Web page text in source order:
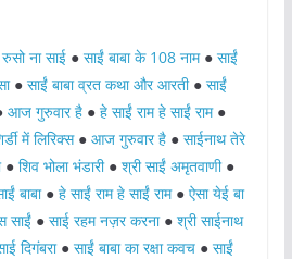
रुसो ना साई● साईं बाबा के 108 नाम● साईं
● साईं बाबा व्रत कथा और आरती● साईं
आज गुरुवार है● हे साईं राम हे साईं राम●
में लिरिक्स● आज गुरुवार है● साईनाथ तेरे
● शिव भोला भंडारी● श्री साईं अमृतवाणी●
बाबा● हे साईं राम हे साईं राम● ऐसा येई बा
साईं● साई रहम नज़र करना● श्री साईनाथ
दिगंबरा● साईं बाबा का रक्षा कवच● साईं